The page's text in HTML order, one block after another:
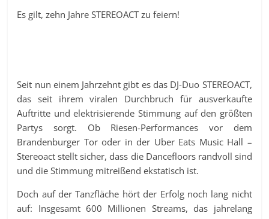
Es gilt, zehn Jahre STEREOACT zu feiern!
Seit nun einem Jahrzehnt gibt es das DJ-Duo STEREOACT,
das seit ihrem viralen Durchbruch für ausverkaufte
Auftritte und elektrisierende Stimmung auf den größten
Partys sorgt. Ob Riesen-Performances vor dem
Brandenburger Tor oder in der Uber Eats Music Hall –
Stereoact stellt sicher, dass die Dancefloors randvoll sind
und die Stimmung mitreißend ekstatisch ist.
Doch auf der Tanzfläche hört der Erfolg noch lang nicht
auf: Insgesamt 600 Millionen Streams, das jahrelang